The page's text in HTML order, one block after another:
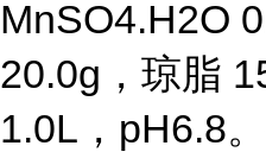
MnSO4.H2O
20.0g，琼脂
1.0L，pH6.8